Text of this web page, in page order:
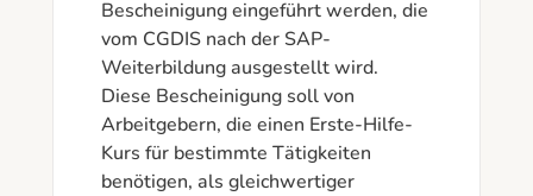
Bescheinigung eingeführt werden, die
vom CGDIS nach der SAP-
Weiterbildung ausgestellt wird.
Diese Bescheinigung soll von
Arbeitgebern, die einen Erste-Hilfe-
Kurs für bestimmte Tätigkeiten
benötigen, als gleichwertiger